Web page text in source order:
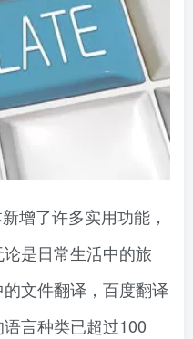
增了许多实用功能，
是日常生活中的旅
文件翻译，百度翻译
言种类已超过100